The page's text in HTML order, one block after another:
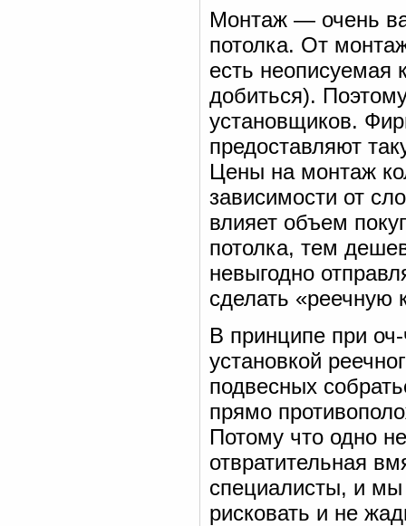
Монтаж — очень
потолка. От
есть неописуемая
добиться).
установщиков.
предоставляют
Цены на монтаж
зависимости от
влияет объем
потолка, тем
невыгодно
сделать «реечную
В принципе при
установкой
подвесных
прямо
Потому что одно
отвратительная
специалисты, и мы
рисковать и не